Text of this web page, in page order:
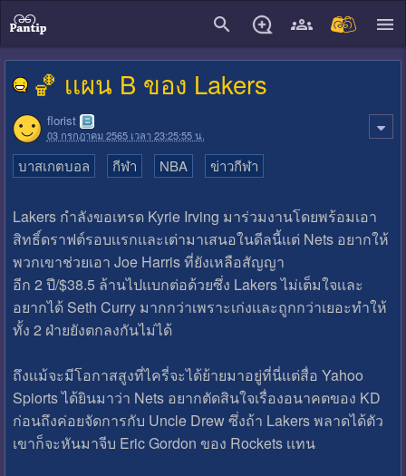
🏀 เเผน B ของ Lakers
florist
03 กรกฎาคม 2565 เวลา 23:25:55 น.
บาสเกตบอล กีฬา NBA ข่าวกีฬา
Lakers กําลังขอเทรด Kyrie Irving มาร่วมงานโดยพร้อมเอา
สิทธิ์ดราฟต์รอบเเรกเเละเต่ามาเสนอในดีลนี้เเต่ Nets อยากให้
พวกเขาช่วยเอา Joe Harris ที่ยังเหลือสัญญา
อีก 2 ปี/$38.5 ล้านไปเเบกต่อด้วยซึ่ง Lakers ไม่เต็มใจเเละ
อยากได้ Seth Curry มากกว่าเพราะเก่งเเละถูกกว่าเยอะทําให้
ทั้ง 2 ฝ่ายยังตกลงกันไม่ได้
ถึงเเม้จะมีโอกาสสูงที่ไครี่จะได้ย้ายมาอยู่ที่นี่เเต่สื่อ Yahoo
Spiorts ได้ยินมาว่า Nets อยากตัดสินใจเรื่องอนาคตของ KD
ก่อนถึงค่อยจัดการกับ Uncle Drew ซึ่งถ้า Lakers พลาดได้ตัว
เขาก็จะหันมาจีบ Eric Gordon ของ Rockets เเทน
close